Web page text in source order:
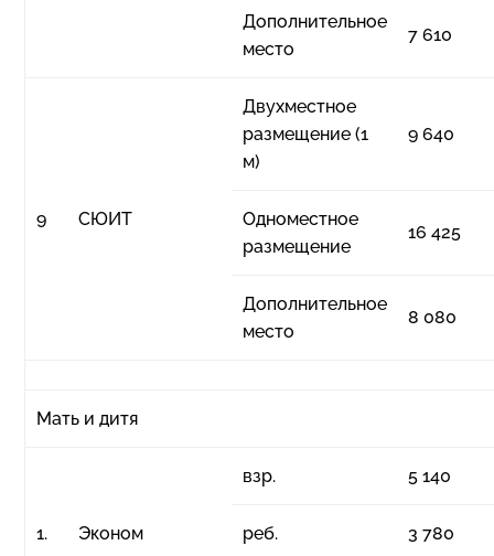
Дополнительное
место
7 610
9 СЮИТ
Двухместное
размещение (1
м)
9 640
Одноместное
размещение
16 425
Дополнительное
место
8 080
Мать и дитя
1. Эконом
взр. 5 140
реб. 3 780